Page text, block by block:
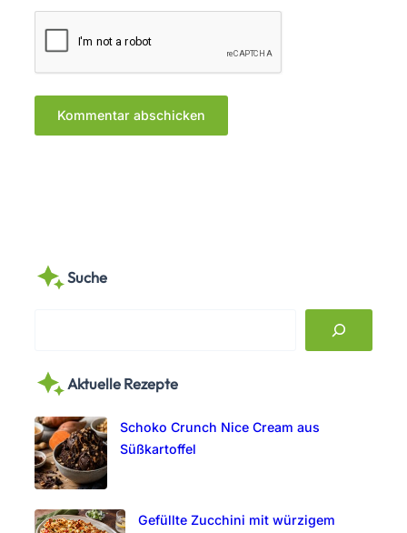
Suche
r
h
Aktuelle Rezepte
Schoko Crunch Nice Cream aus
Süßkartoffel
Gefüllte Zucchini mit würzigem